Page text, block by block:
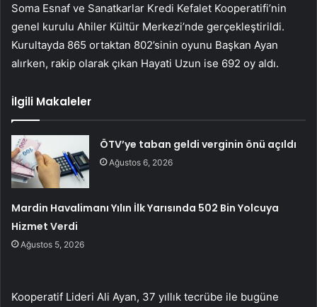
Soma Esnaf ve Sanatkarlar Kredi Kefalet Kooperatifi’nin
genel kurulu Ahiler Kültür Merkezi’nde gerçekleştirildi.
Kurultayda 865 ortaktan 802’sinin oyunu Başkan Ayan
alırken, rakip olarak çıkan Hayati Uzun ise 692 oy aldı.
İlgili Makaleler
ÖTV’ye taban geldi verginin önü açıldı
Ağustos 6, 2026
Mardin Havalimanı Yılın İlk Yarısında 502 Bin Yolcuya
Hizmet Verdi
Ağustos 5, 2026
Kooperatif Lideri Ali Ayan, 37 yıllık tecrübe ile bugüne